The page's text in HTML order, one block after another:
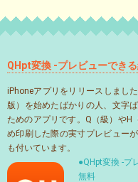
QHpt変換 -プレビューでき
iPhoneアプリをリリースしまし
版）を始めたばかりの人、文字
ためのアプリです。Q（級）やH
め印刷した際の実寸プレビュー
も付いています。
●QHpt変換 -プ
無料